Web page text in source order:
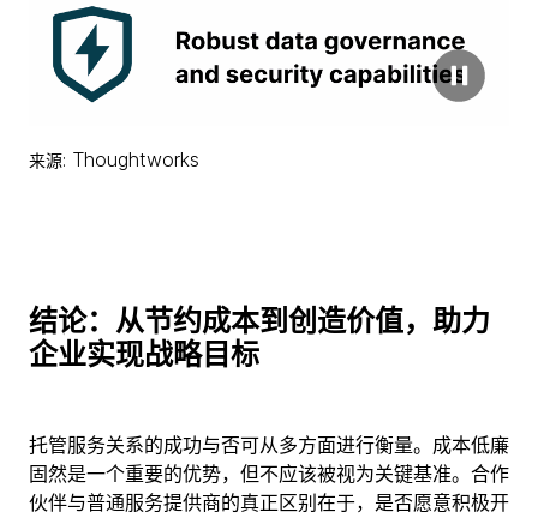
来源: Thoughtworks
结论：从节约成本到创造价值，助力
企业实现战略目标
托管服务关系的成功与否可从多方面进行衡量。成本低廉
固然是一个重要的优势，但不应该被视为关键基准。合作
伙伴与普通服务提供商的真正区别在于，是否愿意积极开